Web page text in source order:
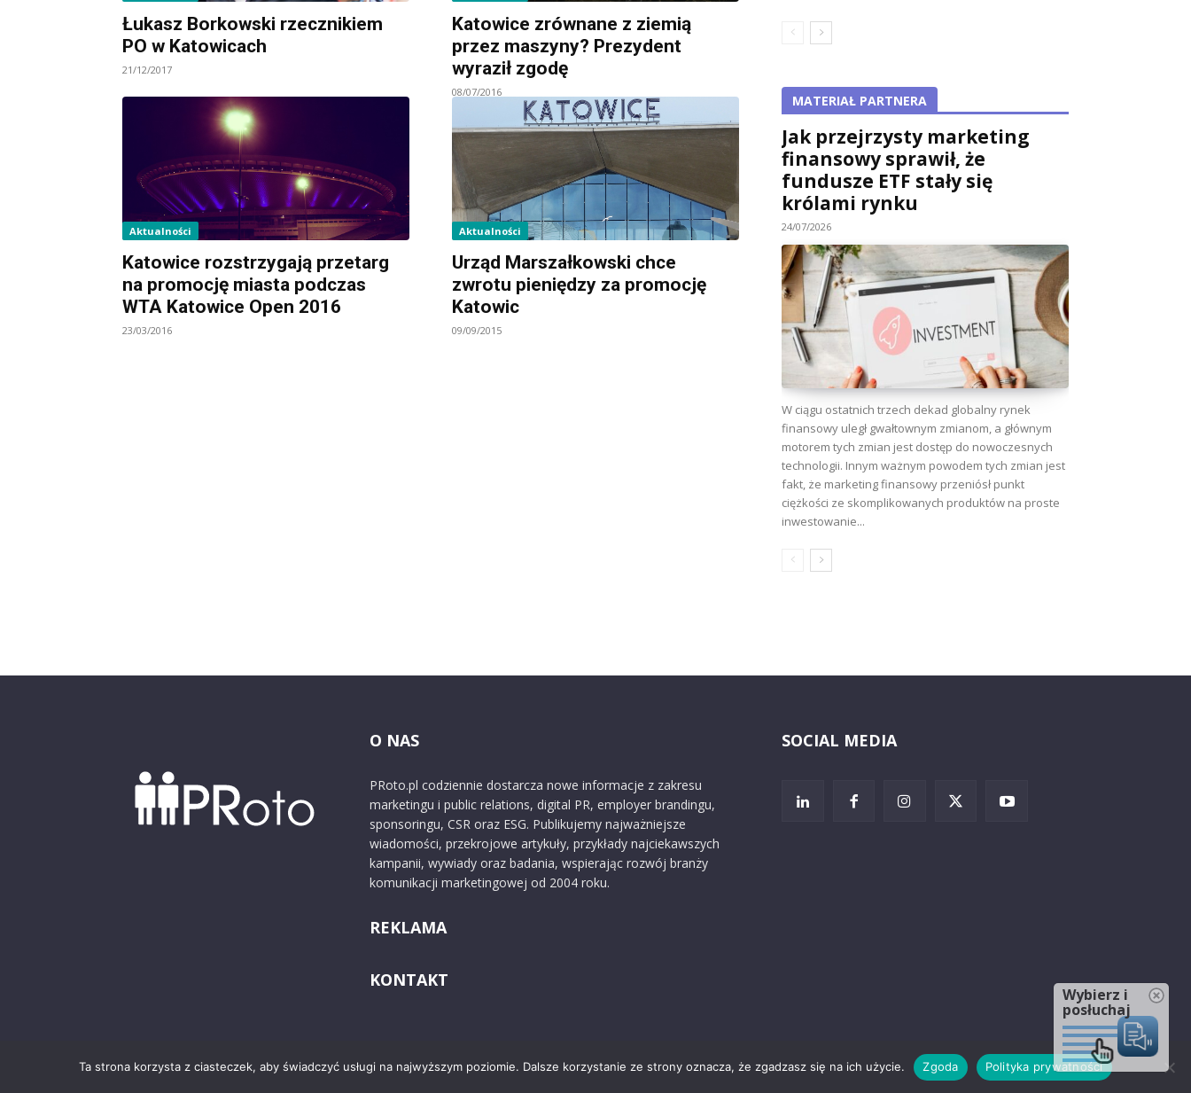
Łukasz Borkowski rzecznikiem
PO w Katowicach
21/12/2017
Katowice zrównane z ziemią
przez maszyny? Prezydent
wyraził zgodę
08/07/2016
Aktualności
Katowice rozstrzygają przetarg
na promocję miasta podczas
WTA Katowice Open 2016
23/03/2016
Aktualności
Urząd Marszałkowski chce
zwrotu pieniędzy za promocję
Katowic
09/09/2015
MATERIAŁ PARTNERA
Jak przejrzysty marketing
finansowy sprawił, że
fundusze ETF stały się
królami rynku
24/07/2026
W ciągu ostatnich trzech dekad globalny rynek
finansowy uległ gwałtownym zmianom, a głównym
motorem tych zmian jest dostęp do nowoczesnych
technologii. Innym ważnym powodem tych zmian jest
fakt, że marketing finansowy przeniósł punkt
ciężkości ze skomplikowanych produktów na proste
inwestowanie...
O NAS
PRoto.pl codziennie dostarcza nowe informacje z zakresu
marketingu i public relations, digital PR, employer brandingu,
sponsoringu, CSR oraz ESG. Publikujemy najważniejsze
wiadomości, przekrojowe artykuły, przykłady najciekawszych
kampanii, wywiady oraz badania, wspierając rozwój branży
komunikacji marketingowej od 2004 roku.
REKLAMA
KONTAKT
SOCIAL MEDIA
© 2024 PRoto.pl O nas Reklama Zastrzeżenia prawne
Ta strona korzysta z ciasteczek, aby świadczyć usługi na najwyższym poziomie. Dalsze korzystanie ze strony oznacza, że zgadzasz się na ich użycie. Zgoda Polityka prywatności
Wybierz i
posłuchaj